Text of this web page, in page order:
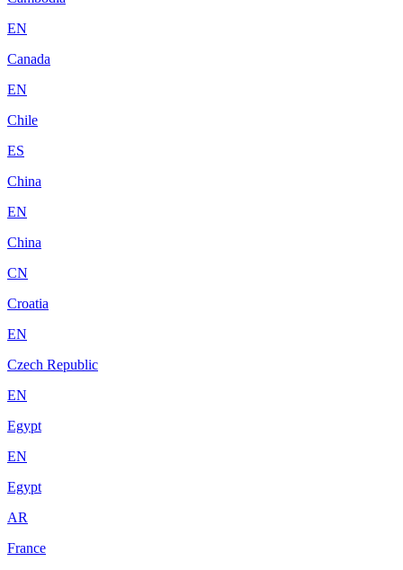
EN
Canada
EN
Chile
ES
China
EN
China
CN
Croatia
EN
Czech Republic
EN
Egypt
EN
Egypt
AR
France